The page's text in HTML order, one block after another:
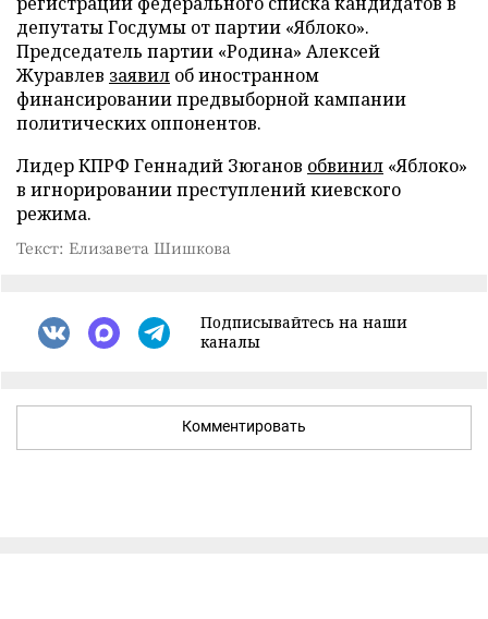
депутаты Госдумы от партии «Яблоко».
Председатель партии «Родина» Алексей
Журавлев заявил об иностранном
финансировании предвыборной кампании
политических оппонентов.
Лидер КПРФ Геннадий Зюганов обвинил «Яблоко»
в игнорировании преступлений киевского
режима.
Текст: Елизавета Шишкова
Подписывайтесь на наши
каналы
Комментировать